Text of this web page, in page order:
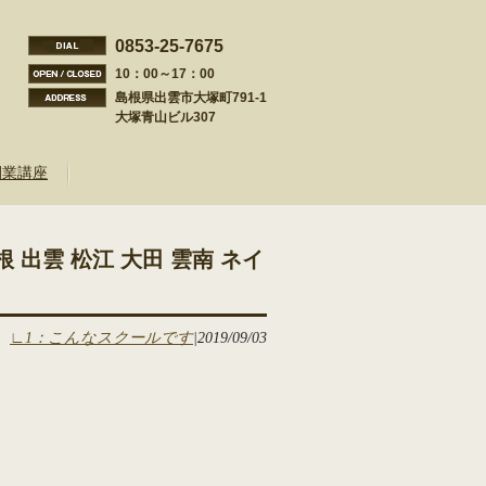
0853-25-7675
10：00～17：00
島根県出雲市大塚町791-1
大塚青山ビル307
講座
出雲 松江 大田 雲南 ネイ
∟1：こんなスクールです|2019/09/03